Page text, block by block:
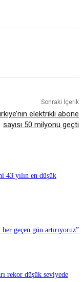
Sonraki İçerik
elektrikli abone
sayısı 50 milyonu geçti
43 yılın en düşük
geçen gün artırıyoruz”
rekor düşük seviyede